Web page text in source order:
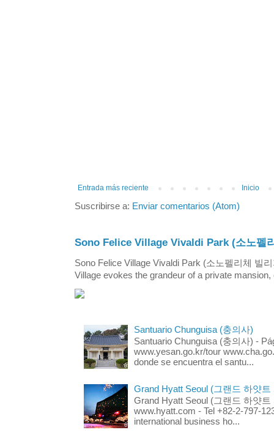
Entrada más reciente Inicio
Suscribirse a: Enviar comentarios (Atom)
Sono Felice Village Vivaldi Park (소노펠
Sono Felice Village Vivaldi Park (소노펠리체 빌
Village evokes the grandeur of a private
Santuario Chunguisa (충의사)
Santuario Chunguisa (충의사) -
www.yesan.go.kr/tour
donde se encuentra el santu...
Grand Hyatt Seoul (그랜드 하얏트
Grand Hyatt Seoul (그랜드 하얏트
www.hyatt.com - Tel +82-2-797-
international business ho...